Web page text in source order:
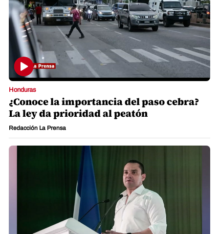
Honduras
¿Conoce la importancia del paso cebra?
La ley da prioridad al peatón
Redacción La Prensa